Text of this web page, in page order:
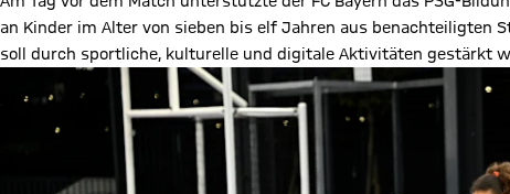
an Kinder im Alter von sieben bis elf Jahren aus benachteiligten
soll durch sportliche, kulturelle und digitale Aktivitäten gestärkt